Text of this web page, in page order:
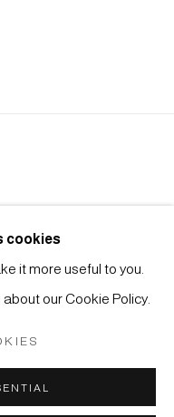
cookies
it more useful to you.
our Cookie Policy.